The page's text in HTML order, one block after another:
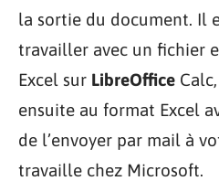
la sortie du document. Il
travailler avec un fichier
Excel sur LibreOffice
ensuite au format Excel
de l’envoyer par mail à
travaille chez Microsoft.